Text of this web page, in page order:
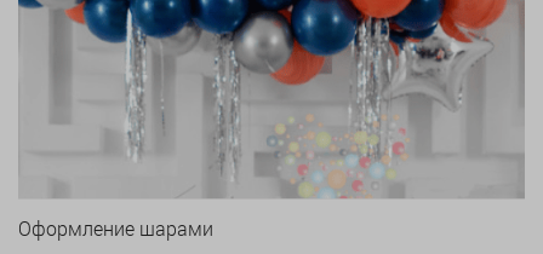
Оформление шарами